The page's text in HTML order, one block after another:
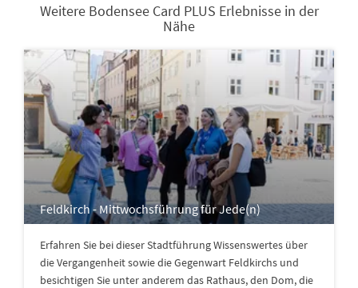
Weitere Bodensee Card PLUS Erlebnisse in der
Nähe
Feldkirch - Mittwochsführung für Jede(n)
Erfahren Sie bei dieser Stadtführung Wissenswertes über
die Vergangenheit sowie die Gegenwart Feldkirchs und
besichtigen Sie unter anderem das Rathaus, den Dom, die